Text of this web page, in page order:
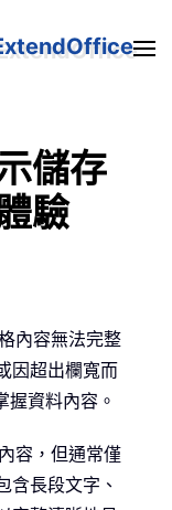
儲存
驗
內容無法完整
因超出欄寬而
資料內容。
容，但通常僅
含長段文字、